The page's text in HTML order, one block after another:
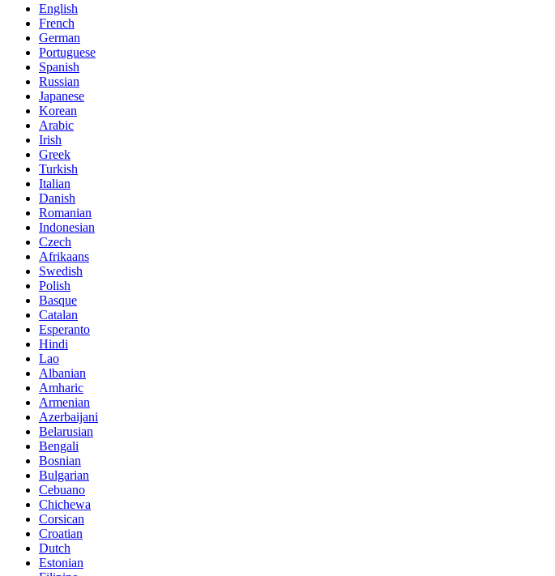
English
French
German
Portuguese
Spanish
Russian
Japanese
Korean
Arabic
Irish
Greek
Turkish
Italian
Danish
Romanian
Indonesian
Czech
Afrikaans
Swedish
Polish
Basque
Catalan
Esperanto
Hindi
Lao
Albanian
Amharic
Armenian
Azerbaijani
Belarusian
Bengali
Bosnian
Bulgarian
Cebuano
Chichewa
Corsican
Croatian
Dutch
Estonian